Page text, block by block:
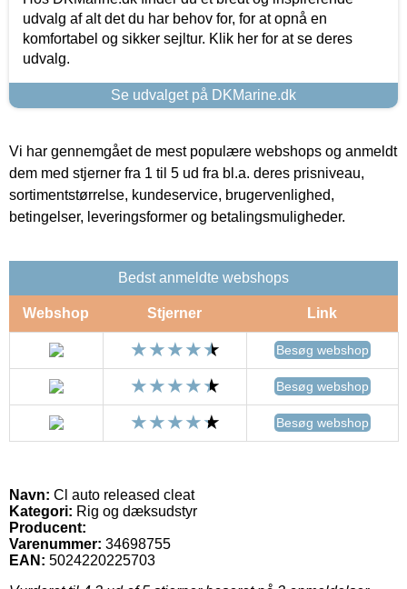
udvalg af alt det du har behov for, for at opnå en
komfortabel og sikker sejltur. Klik her for at se deres
udvalg.
Se udvalget på DKMarine.dk
Vi har gennemgået de mest populære webshops og anmeldt
dem med stjerner fra 1 til 5 ud fra bl.a. deres prisniveau,
sortimentstørrelse, kundeservice, brugervenlighed,
betingelser, leveringsformer og betalingsmuligheder.
Bedst anmeldte webshops
Webshop Stjerner Link
Besøg webshop
Besøg webshop
Besøg webshop
Navn: Cl auto released cleat
Kategori: Rig og dæksudstyr
Producent:
Varenummer: 34698755
EAN: 5024220225703